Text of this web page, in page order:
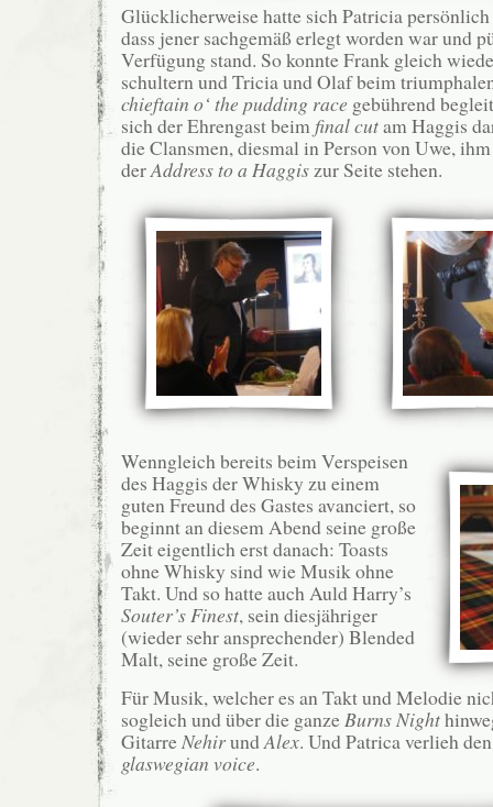
Glücklicherweise hatte sich Patricia
dass jener sachgemäß erlegt worden war und
Verfügung stand. So konnte Frank gleich
schultern und Tricia und Olaf beim
chieftain o‘ the pudding race gebührend
sich der Ehrengast beim final cutam Haggis
die Clansmen, diesmal in Person von Uwe,
derAddress to a Haggis zur Seite stehen.
Wenngleich bereits beim Verspeisen
des Haggis der Whisky zu einem
guten Freund des Gastes avanciert, so
beginnt an diesem Abend seine große
Zeit eigentlich erst danach: Toasts
ohne Whisky sind wie Musik ohne
Takt. Und so hatte auch Auld Harry’s
Souter’s Finest, sein diesjähriger
(wieder sehr ansprechender) Blended
Malt, seine große Zeit.
Für Musik, welcher es an Takt und Melodie
sogleich und über die ganze Burns Night
Gitarre NehirundAlex. Und Patrica verlieh
glaswegian voice.